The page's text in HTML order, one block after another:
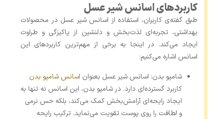
کاربردهای اسانس شیر عسل
طبق گفته‌ی کاربران، استفاده از اسانس شیر عسل در محصولات
بهداشتی، تجربه‌ای لذت‌بخش و دلنشین از پاکیزگی و طراوت
ایجاد می‌کند. در اینجا به برخی از مهم‌ترین کاربردهای این
اسانس اشاره می‌کنیم:
شامپو بدن: اسانس شیر عسل بعنوان اسانس شامپو بدن
کاربرد گسترده‌ای دارد. در شامپو بدن، این اسانس نه‌ تنها به
ایجاد رایحه‌ای آرامش‌بخش کمک می‌کند، بلکه حس نرمی
و لطافت را روی پوست تقویت می‌نماید. ترکیب رایحه